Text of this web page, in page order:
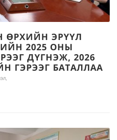
ӨРХИЙН ЭРҮҮЛ
2025 ОНЫ
ДҮГНЭЖ, 2026
ГЭРЭЭГ БАТАЛЛАА
,